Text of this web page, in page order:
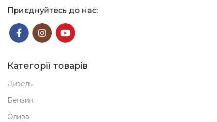
Приєднуйтесь до нас:
Категорії товарів
Дизель
Бензин
Олива